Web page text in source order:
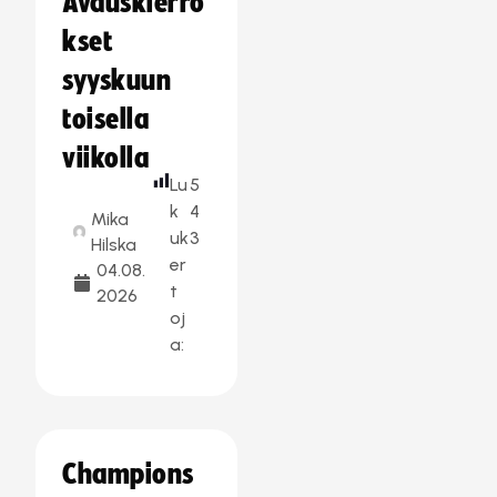
kset
syyskuun
toisella
viikolla
Mika
Hilska
04.08.
2026
Lu
k
uk
er
t
oj
a:
5
4
3
Champions